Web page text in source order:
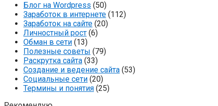
Блог на Wordpress (50)
Заработок в интернете (112)
Заработок на сайте (20)
Личностный рост (6)
Обман в сети (13)
Полезные советы (79)
Раскрутка сайта (33)
Создание и ведение сайта (53)
Социальные сети (20)
Термины и понятия (25)